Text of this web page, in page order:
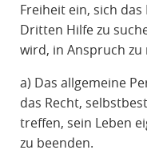
Freiheit ein, sich
Dritten Hilfe zu
wird, in Anspruch zu
a) Das allgemeine
das Recht,
treffen, sein Leben
zu beenden.